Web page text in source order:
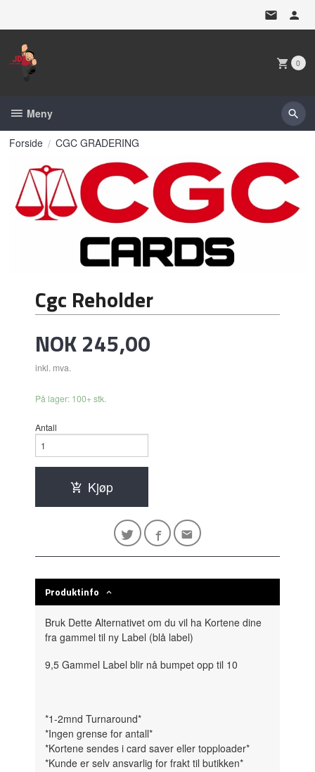
0
Meny
Forside CGC GRADERING
Cgc Reholder
Pris
NOK245,00
inkl. mva.
På lager: 100+ stk.
Antall
Kjøp
Produktinfo
Bruk Dette Alternativet om du vil ha Kortene dine
fra gammel til ny Label (blå label)
9,5 Gammel Label blir nå bumpet opp til 10
*1-2mnd Turnaround*
*Ingen grense for antall*
*Kortene sendes i card saver eller topploader*
*Kunde er selv ansvarlig for frakt til butikken*